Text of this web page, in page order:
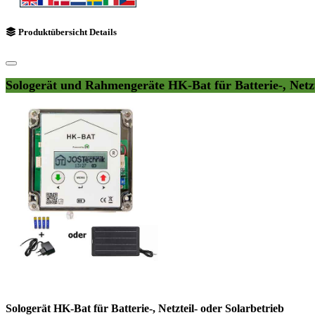
Produktübersicht Details
Sologerät und Rahmengeräte HK-Bat für Batterie-,
Sologerät HK-Bat für Batterie-, Netzteil- oder Solarbetrieb